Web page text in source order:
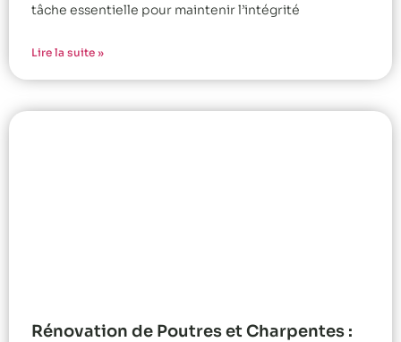
tâche essentielle pour maintenir l’intégrité
Lire la suite »
Rénovation de Poutres et Charpentes :